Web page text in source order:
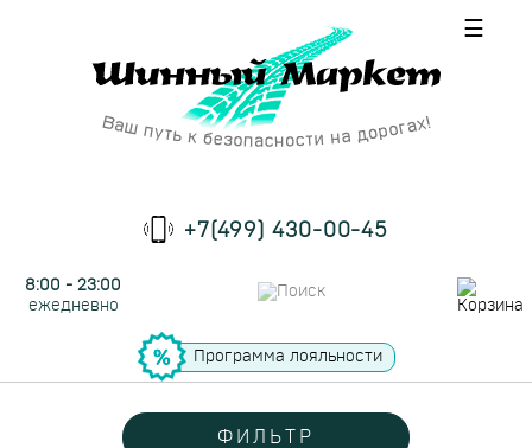
☰
+7(499) 430-00-45
8:00 - 23:00
ежедневно
Программа лояльности
ФИЛЬТР